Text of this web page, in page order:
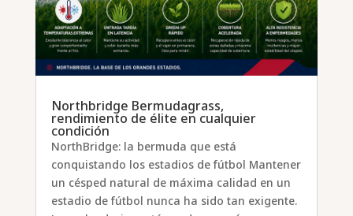
Northbridge Bermudagrass,
rendimiento de élite en cualquier
condición
NorthBridge: la bermuda que está
conquistando los estadios de fútbol Mantener
un césped natural de máxima calidad en un
estadio de fútbol nunca ha sido tan exigente.